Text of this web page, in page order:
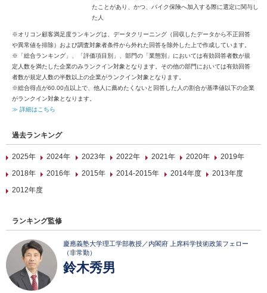
たことがあり、かつ、バイク保険へ加入する際に選定に関与し
た人
※オリコン顧客満足度ランキングは、データクリーニング（回収したデータから不正回答
や異常値を排除）および調査対象者条件から外れた回答を除外した上で作成しています。
※「総合ランキング」、「評価項目別」、部門の「業態別」においては有効回答者数が規
定人数を満たした企業のみランクイン対象となります。その他の部門においては有効回答
者数が規定人数の半数以上の企業がランクイン対象となります。
※総合得点が60.00点以上で、他人に薦めたくないと回答した人の割合が基準値以下の企業
がランクイン対象となります。
≫ 詳細はこちら
過去ランキング
2025年 2024年 2023年 2022年 2021年 2020年
2019年
2018年
2016年 2015年 2014-2015年 2014年度
2013年度
2012年度
ランキング監修
慶應義塾大学理工学部教授／内閣府 上席科学技術政策フェロー
（非常勤）
鈴木秀男